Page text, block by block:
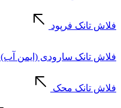
فلاش تانک فرپود
فلاش تانک سارودی (ایمن آب)
فلاش تانک محک